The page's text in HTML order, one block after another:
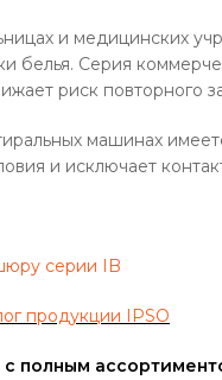
и медицинских
белья. Серия
риск повторного
машинах
и исключает
серии IB
продукции IPSO
с полным